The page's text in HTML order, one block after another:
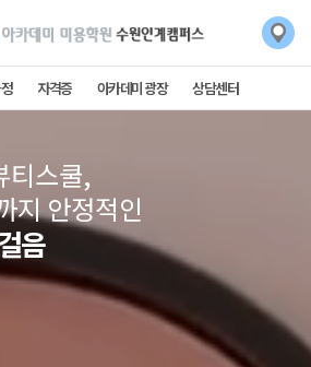
자격증 아카데미 광장 상담센터
티스쿨,
지 안정적인
음